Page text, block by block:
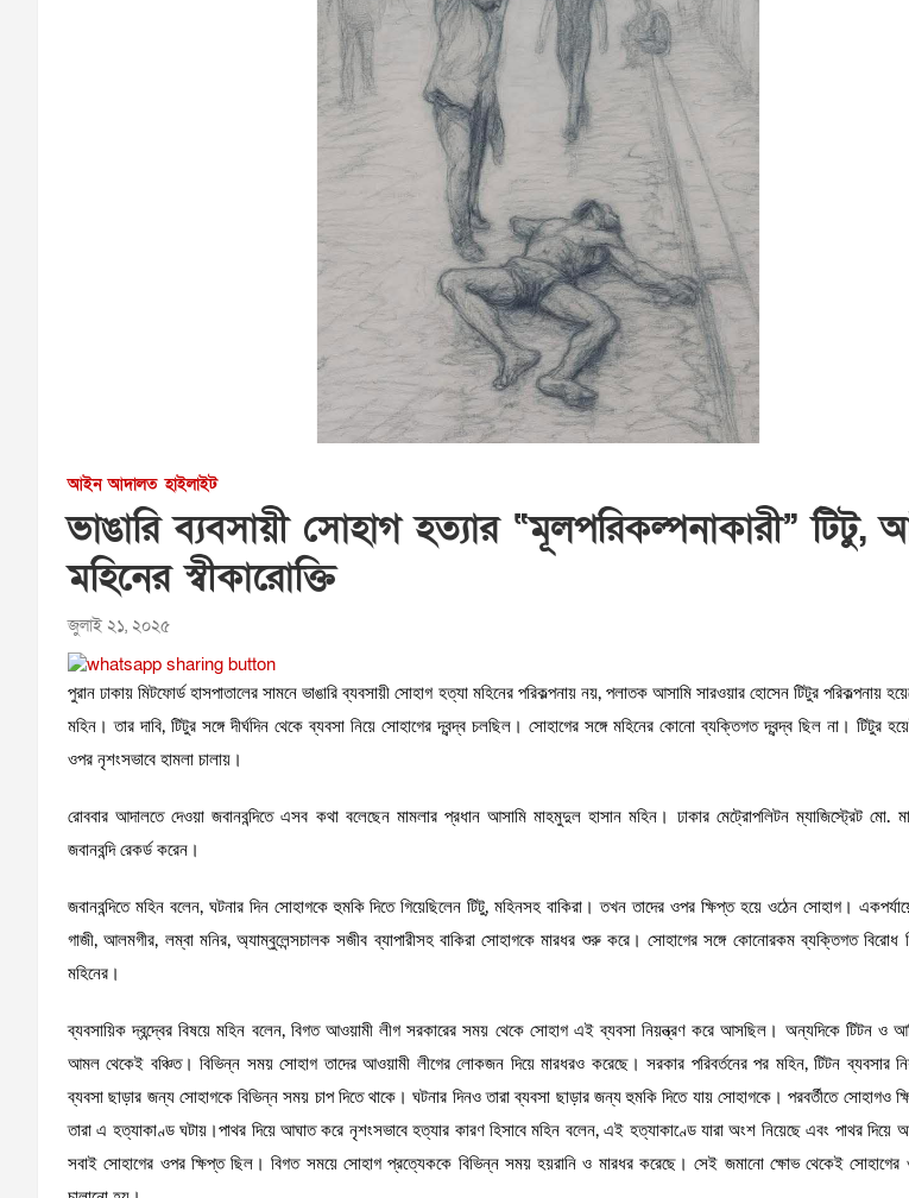
আইন আদালত হাইলাইট
ভাঙারি ব্যবসায়ী সোহাগ হত্যার “মূলপরিকল্পনাকারী” টিটু,
মহিনের স্বীকারোক্তি
জুলাই ২১, ২০২৫
পুরান ঢাকায় মিটফোর্ড হাসপাতালের সামনে ভাঙারি ব্যবসায়ী সোহাগ হত্যা মহিনের পরিকল্পনায় নয়, পলাতক আসামি সারওয়ার হোসেন টিটুর পরিকল্পনায়
মহিন। তার দাবি, টিটুর সঙ্গে দীর্ঘদিন থেকে ব্যবসা নিয়ে সোহাগের দ্বন্দ্ব চলছিল। সোহাগের সঙ্গে মহিনের কোনো ব্যক্তিগত দ্বন্দ্ব ছিল না। টিটুর
ওপর নৃশংসভাবে হামলা চালায়।
রোববার আদালতে দেওয়া জবানবন্দিতে এসব কথা বলেছেন মামলার প্রধান আসামি মাহমুদুল হাসান মহিন। ঢাকার মেট্রোপলিটন ম্যাজিস্ট্রেট মো.
জবানবন্দি রেকর্ড করেন।
জবানবন্দিতে মহিন বলেন, ঘটনার দিন সোহাগকে হুমকি দিতে গিয়েছিলেন টিটু, মহিনসহ বাকিরা। তখন তাদের ওপর ক্ষিপ্ত হয়ে ওঠেন সোহাগ।
গাজী, আলমগীর, লম্বা মনির, অ্যাম্বুলেন্সচালক সজীব ব্যাপারীসহ বাকিরা সোহাগকে মারধর শুরু করে। সোহাগের সঙ্গে কোনোরকম ব্যক্তিগত বিরোধ
মহিনের।
ব্যবসায়িক দ্বন্দ্বের বিষয়ে মহিন বলেন, বিগত আওয়ামী লীগ সরকারের সময় থেকে সোহাগ এই ব্যবসা নিয়ন্ত্রণ করে আসছিল। অন্যদিকে টিটন ও
আমল থেকেই বঞ্চিত। বিভিন্ন সময় সোহাগ তাদের আওয়ামী লীগের লোকজন দিয়ে মারধরও করেছে। সরকার পরিবর্তনের পর মহিন, টিটন ব্যবসার
ব্যবসা ছাড়ার জন্য সোহাগকে বিভিন্ন সময় চাপ দিতে থাকে। ঘটনার দিনও তারা ব্যবসা ছাড়ার জন্য হুমকি দিতে যায় সোহাগকে। পরবর্তীতে সোহাগও
তারা এ হত্যাকাণ্ড ঘটায়।পাথর দিয়ে আঘাত করে নৃশংসভাবে হত্যার কারণ হিসাবে মহিন বলেন, এই হত্যাকাণ্ডে যারা অংশ নিয়েছে এবং পাথর দিয়ে
সবাই সোহাগের ওপর ক্ষিপ্ত ছিল। বিগত সময়ে সোহাগ প্রত্যেককে বিভিন্ন সময় হয়রানি ও মারধর করেছে। সেই জমানো ক্ষোভ থেকেই